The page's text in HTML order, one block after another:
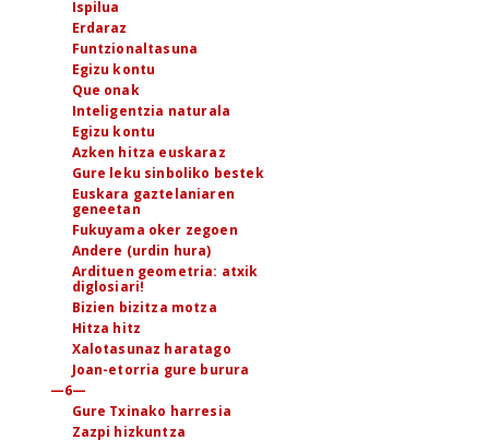
Ispilua
Erdaraz
Funtzionaltasuna
Egizu kontu
Que onak
Inteligentzia naturala
Egizu kontu
Azken hitza euskaraz
Gure leku sinboliko bestek
Euskara gaztelaniaren
geneetan
Fukuyama oker zegoen
Andere (urdin hura)
Ardituen geometria: atxik
diglosiari!
Bizien bizitza motza
Hitza hitz
Xalotasunaz haratago
Joan-etorria gure burura
—6—
Gure Txinako harresia
Zazpi hizkuntza